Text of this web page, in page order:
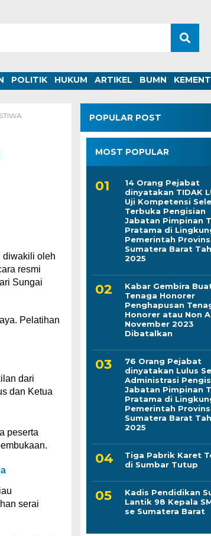
POLITIK HUKUM ARTIKEL BUMN
diwakili oleh
resmi
Sungai
Pelatihan
dari
dan Ketua
peserta
serai
POPULAR POST
MOST POPULAR
14 Orang Pejabat
dinyatakan TIDAK
Uji Kompetensi
Terbuka Pengisian
Jabatan Pimpinan
Pratama di
Pemerintah
Sumatera Barat
2025
Kabar Gembira
Tenaga Honorer
Penghapusan
Honorer atau Non
November 2023
Dibatalkan
76 Orang Pejabat
dinyatakan Lulus
Administrasi
Jabatan Pimpinan
Pratama di
Pemerintah
Sumatera Barat
2025
Tiga Pabrik Karet
di Sumbar Tutup
Kadis Pendidikan
Lantik 98 Kepala
se Sumatera Barat